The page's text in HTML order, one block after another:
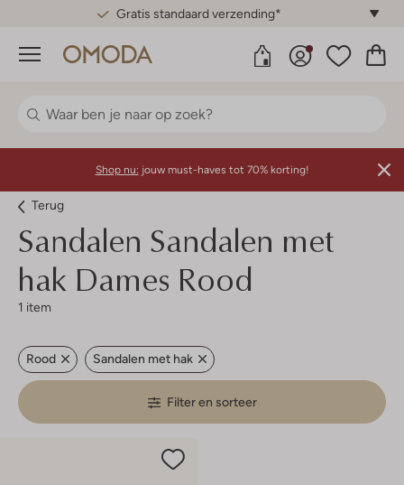
Gratis standaard verzending*
Menu
Shop nu: jouw must-haves tot 70% korting!
Terug
Sandalen Sandalen met
hak Dames Rood
1 item
Rood Sandalen met hak
Filter en sorteer